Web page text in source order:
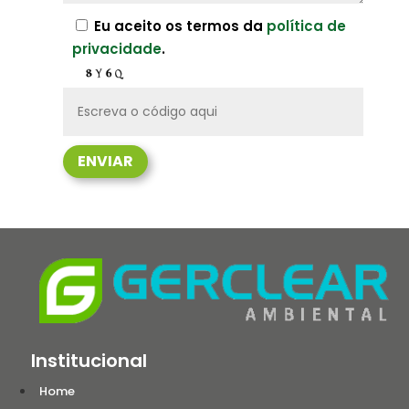
Eu aceito os termos da política de
privacidade.
ENVIAR
Institucional
Home